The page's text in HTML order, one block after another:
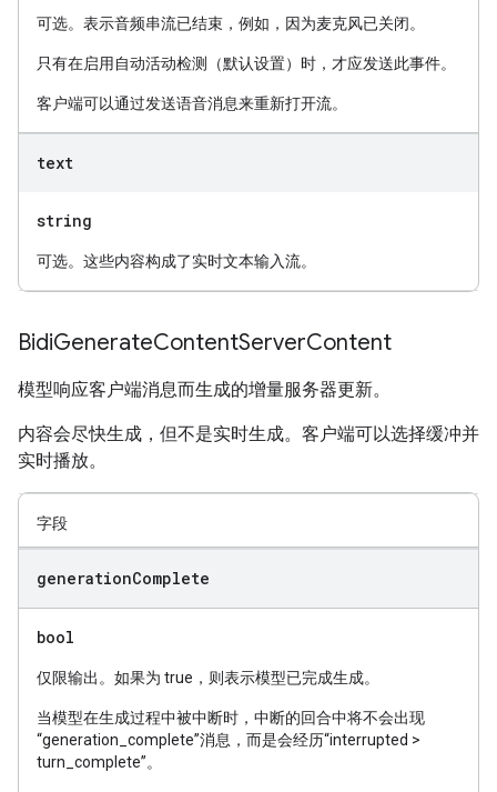
可选。表示音频串流已结束，例如，因为麦克风已关闭。
只有在启用自动活动检测（默认设置）时，才应发送此事件。
客户端可以通过发送语音消息来重新打开流。
text
string
可选。这些内容构成了实时文本输入流。
BidiGenerateContentServerContent
模型响应客户端消息而生成的增量服务器更新。
内容会尽快生成，但不是实时生成。客户端可以选择缓冲并
实时播放。
字段
generationComplete
bool
仅限输出。如果为 true，则表示模型已完成生成。
当模型在生成过程中被中断时，中断的回合中将不会出现
“generation_complete”消息，而是会经历“interrupted >
turn_complete”。